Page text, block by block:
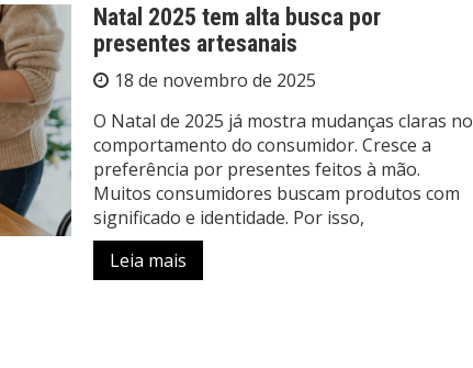
Natal 2025 tem alta busca por
presentes artesanais
18 de novembro de 2025
O Natal de 2025 já mostra mudanças claras no
comportamento do consumidor. Cresce a
preferência por presentes feitos à mão.
Muitos consumidores buscam produtos com
significado e identidade. Por isso,
Leia mais